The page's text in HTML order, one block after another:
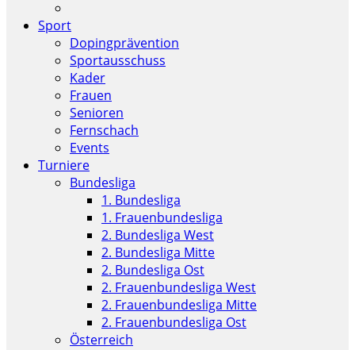
Sport
Dopingprävention
Sportausschuss
Kader
Frauen
Senioren
Fernschach
Events
Turniere
Bundesliga
1. Bundesliga
1. Frauenbundesliga
2. Bundesliga West
2. Bundesliga Mitte
2. Bundesliga Ost
2. Frauenbundesliga West
2. Frauenbundesliga Mitte
2. Frauenbundesliga Ost
Österreich